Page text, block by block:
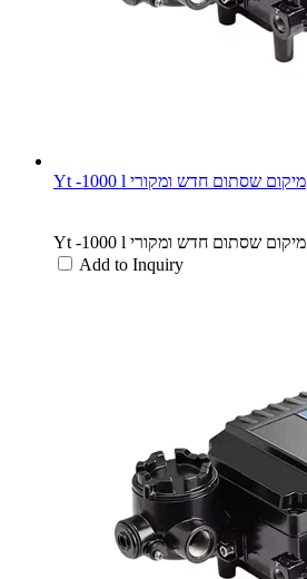
Yt -1000 l מיקום שסתום חדש ומקורי
Yt -1000 l מיקום שסתום חדש ומקורי
Add to Inquiry